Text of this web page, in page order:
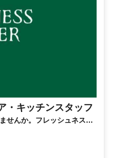
・キッチンスタッフ
せんか。フレッシュネスバ